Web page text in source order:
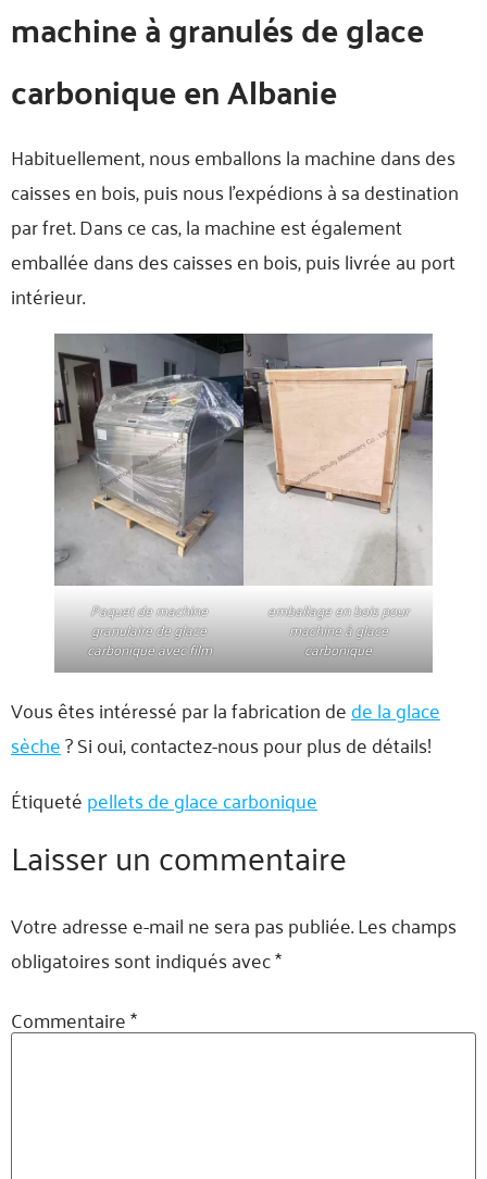
machine à granulés de glace
carbonique en Albanie
Habituellement, nous emballons la machine dans des
caisses en bois, puis nous l'expédions à sa destination
par fret. Dans ce cas, la machine est également
emballée dans des caisses en bois, puis livrée au port
intérieur.
Paquet de machine
granulaire de glace
carbonique avec film
emballage en bois pour
machine à glace
carbonique
Vous êtes intéressé par la fabrication dede la glace
sèche? Si oui, contactez-nous pour plus de détails!
Étiquetépellets de glace carbonique
Laisser un commentaire
Votre adresse e-mail ne sera pas publiée.Les champs
obligatoires sont indiqués avec*
Commentaire*